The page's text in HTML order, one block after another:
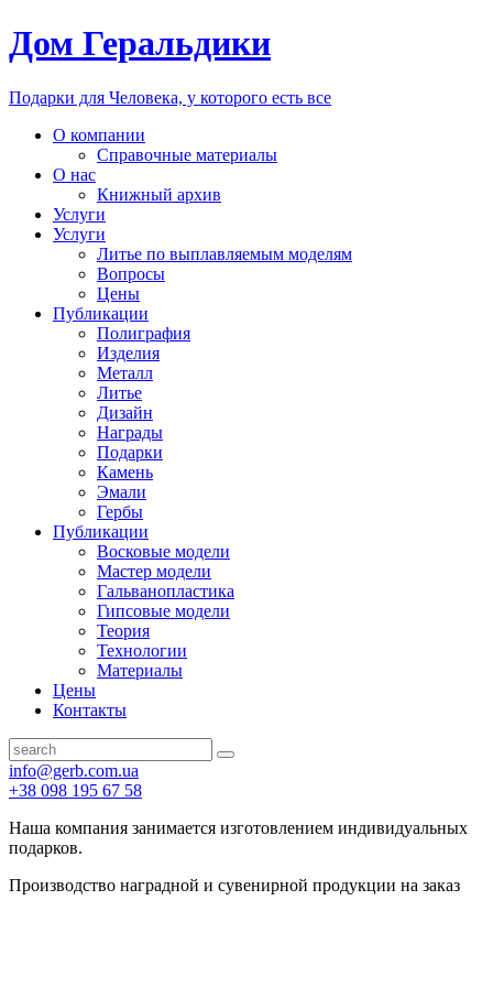
Дом Геральдики
Подарки для Человека, у которого есть все
О компании
Справочные материалы
О нас
Книжный архив
Услуги
Услуги
Литье по выплавляемым моделям
Вопросы
Цены
Публикации
Полиграфия
Изделия
Металл
Литье
Дизайн
Награды
Подарки
Камень
Эмали
Гербы
Публикации
Восковые модели
Мастер модели
Гальванопластика
Гипсовые модели
Теория
Технологии
Материалы
Цены
Контакты
info@gerb.com.ua
+38 098 195 67 58
Наша компания занимается изготовлением индивидуальных
подарков.
Производство наградной и сувенирной продукции на заказ